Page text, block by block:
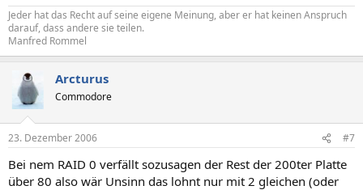
Jeder hat das Recht auf seine eigene Meinung, aber er hat keinen Anspruch
darauf, dass andere sie teilen.
Manfred Rommel
Arcturus
Commodore
23. Dezember 2006 #7
Bei nem RAID 0 verfällt sozusagen der Rest der 200ter Platte
über 80 also wär Unsinn das lohnt nur mit 2 gleichen (oder